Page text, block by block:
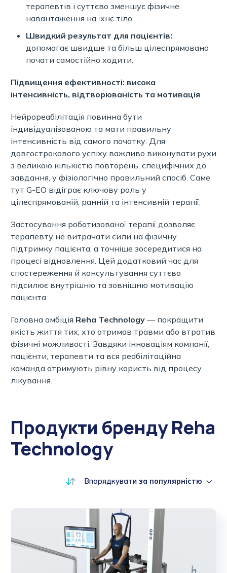
терапевтів і суттєво зменшує фізичне
навантаження на їхнє тіло.
Швидкий результат для пацієнтів:
допомагає швидше та більш цілеспрямовано
почати самостійно ходити.
Підвищення ефективності: висока
інтенсивність, відтворюваність та мотивація
Нейрореабілітація повинна бути
індивідуалізованою та мати правильну
інтенсивність від самого початку. Для
довгострокового успіху важливо виконувати рухи
з великою кількістю повторень, специфічних до
завдання, у фізіологічно правильний спосіб. Саме
тут G-EO відіграє ключову роль у
цілеспрямованій, ранній та інтенсивній терапії.
Застосування роботизованої терапії дозволяє
терапевту не витрачати сили на фізичну
підтримку пацієнта, а точніше зосередитися на
процесі відновлення. Цей додатковий час для
спостереження й консультування суттєво
підсилює внутрішню та зовнішню мотивацію
пацієнта.
Головна амбіція Reha Technology — покращити
якість життя тих, хто отримав травми або втратив
фізичні можливості. Завдяки інноваціям компанії,
пацієнти, терапевти та вся реабілітаційна
команда отримують рівну користь від процесу
лікування.
Продукти бренду Reha
Technology
Впорядкувати за популярністю